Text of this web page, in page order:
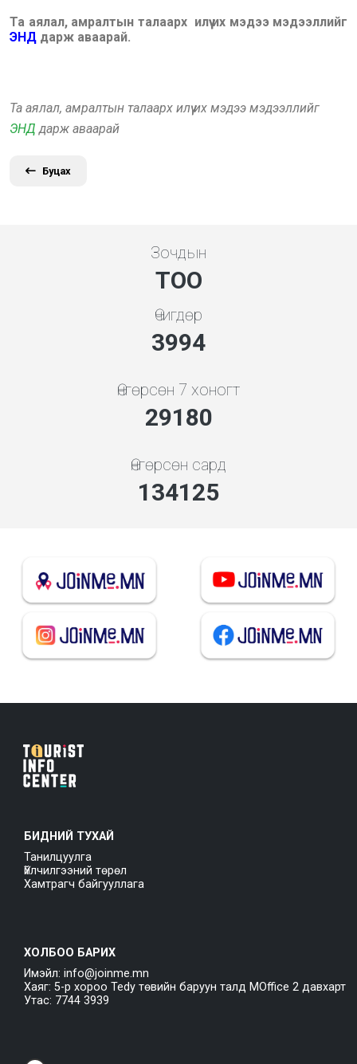
Та аялал, амралтын талаарх илүү их мэдээ мэдээллийг
ЭНД дарж аваарай.
Та аялал, амралтын талаарх илүү их мэдээ мэдээллийг
ЭНД дарж аваарай
Буцах
Зочдын
ТОО
Өчигдөр
4279
Өнгөрсөн 7 хоногт
31264
Өнгөрсөн сард
143705
БИДНИЙ ТУХАЙ
Танилцуулга
Үйлчилгээний төрөл
Хамтрагч байгууллага
ХОЛБОО БАРИХ
Имэйл: info@joinme.mn
Хаяг: 5-р хороо Tedy төвийн баруун талд MOffice 2 давхарт
Утас: 7744 3939